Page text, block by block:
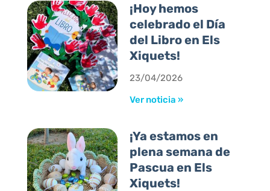
¡Hoy hemos
celebrado el Día
del Libro en Els
Xiquets!
23/04/2026
Ver noticia »
¡Ya estamos en
plena semana de
Pascua en Els
Xiquets!